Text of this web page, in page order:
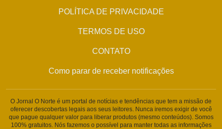
POLÍTICA DE PRIVACIDADE
TERMOS DE USO
CONTATO
Como parar de receber notificações
O Jornal O Norte é um portal de notícias e tendências que tem a missão de
oferecer descobertas legais aos seus leitores. Nunca iremos exigir de você
que pague qualquer valor para liberar produtos (mesmo conteúdos). Somos
100% gratuitos. Nós fazemos o possível para manter todas as informações